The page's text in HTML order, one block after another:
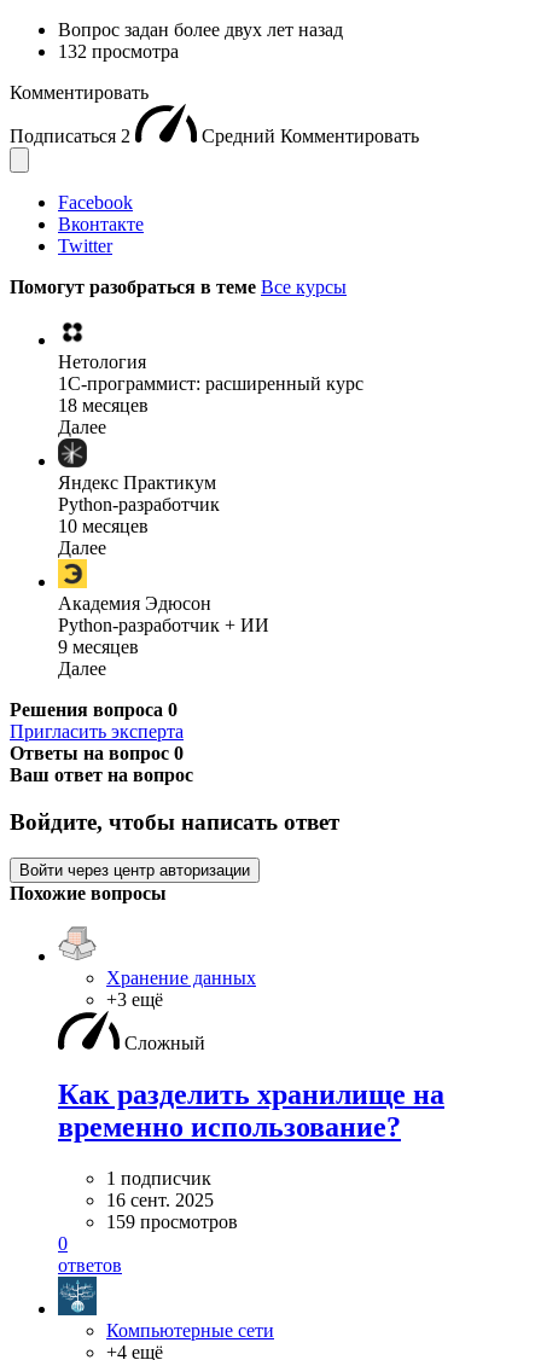
Вопрос задан более двух лет назад
132 просмотра
Комментировать
Подписаться 2 Средний Комментировать
Facebook
Вконтакте
Twitter
Помогут разобраться в теме Все курсы
Нетология
1C-программист: расширенный курс
18 месяцев
Далее
Яндекс Практикум
Python-разработчик
10 месяцев
Далее
Академия Эдюсон
Python-разработчик + ИИ
9 месяцев
Далее
Решения вопроса 0
Пригласить эксперта
Ответы на вопрос 0
Ваш ответ на вопрос
Войдите, чтобы написать ответ
Войти через центр авторизации
Похожие вопросы
Хранение данных
+3 ещё
Сложный
Как разделить хранилище на
временно использование?
1 подписчик
16 сент. 2025
159 просмотров
0
ответов
Компьютерные сети
+4 ещё